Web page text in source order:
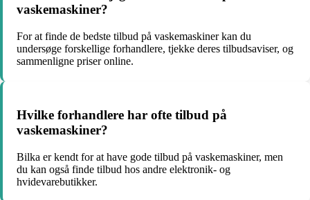
vaskemaskiner?
For at finde de bedste tilbud på vaskemaskiner kan du
undersøge forskellige forhandlere, tjekke deres tilbudsaviser, og
sammenligne priser online.
Hvilke forhandlere har ofte tilbud på
vaskemaskiner?
Bilka er kendt for at have gode tilbud på vaskemaskiner, men
du kan også finde tilbud hos andre elektronik- og
hvidevarebutikker.